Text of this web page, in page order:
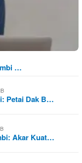
…
Petai Dak B…
Akar Kuat…